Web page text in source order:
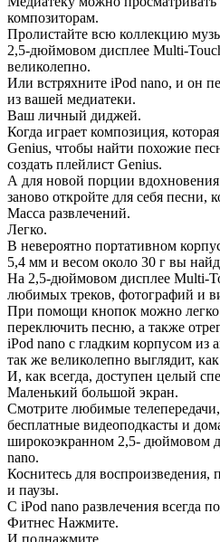
композиторам.
Пролистайте всю коллекцию
2,5-дюймовом дисплее
великолепно.
Или встряхните iPod nano, и он
из вашей медиатеки.
Ваш личный диджей.
Когда играет композиция,
Genius, чтобы найти похожие
создать плейлист Genius.
А для новой порции
заново откройте для себя песни,
Масса развлечений.
Легко.
В невероятно портативном
5,4 мм и весом около 30 г вы
На 2,5‑дюймовом дисплее
любимых треков, фотографий и
При помощи кнопок можно легко
переключить песню, а также
iPod nano с гладким корпусом
так же великолепно выглядит,
И, как всегда, доступен целый
Маленький большой экран.
Смотрите любимые
бесплатные видеоподкасты и
широкоэкранном 2,5- дюймовом
nano.
Коснитесь для воспроизведения,
и паузы.
С iPod nano развлечения всегда
Фитнес Нажмите.